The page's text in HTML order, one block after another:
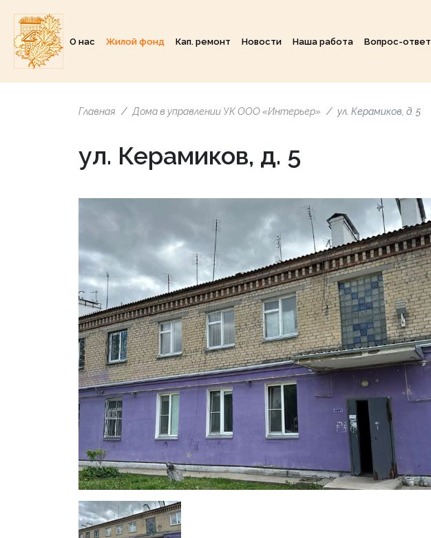
О нас Жилой фонд Кап. ремонт Новости Наша работа Вопрос-ответ
Главная Дома в управлении УК ООО «Интерьер» ул. Керамиков, д. 5
ул. Керамиков, д. 5